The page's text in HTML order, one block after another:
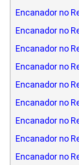
Encanador no
Encanador no
Encanador no
Encanador no
Encanador no
Encanador no
Encanador no
Encanador no
Encanador no